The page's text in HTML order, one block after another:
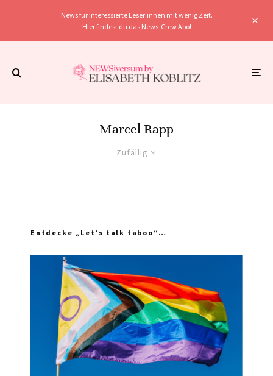
News für interessierte Leser:innen mit wenig Zeit.
Hier findest du das News-Crew Abo!
Marcel Rapp
Zufällig
Entdecke „Let’s talk taboo“…